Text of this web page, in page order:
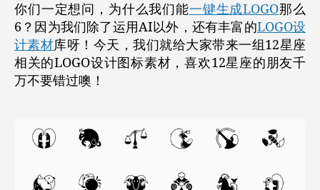
你们一定想问，为什么我们能一键生成LOGO那么
6？因为我们除了运用AI以外，还有丰富的LOGO设
计素材库呀！ 今天，我们就给大家带来一组12星座
相关的LOGO设计图标素材，喜欢12星座的朋友千
万不要错过噢！